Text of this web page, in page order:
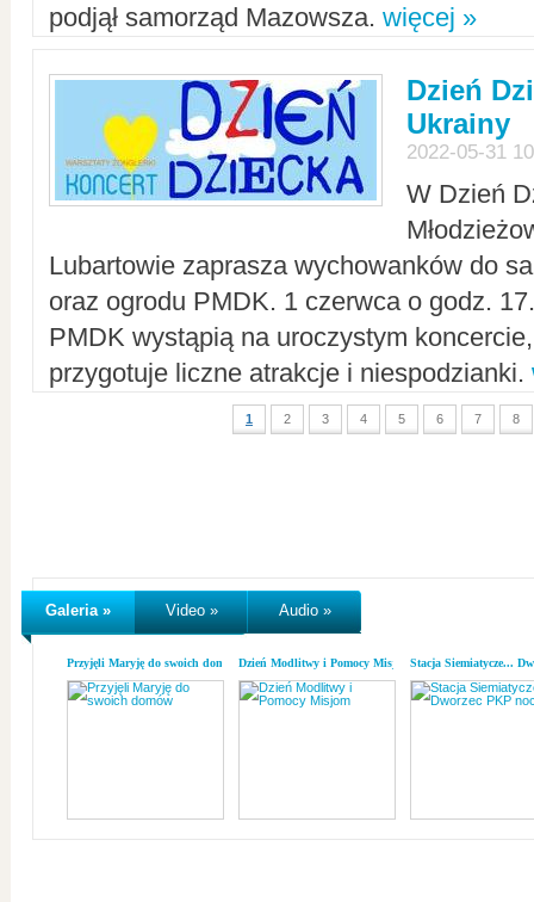
podjął samorząd Mazowsza. więcej »
Dzień
Ukrainy
2022-05-31
W Dzień
Lubartowie zaprasza wychowanków do
oraz ogrodu PMDK. 1 czerwca o godz.
PMDK wystąpią na uroczystym
przygotuje liczne atrakcje i niespodzianki.
1 2 3 4 5 6 7 8
Galeria » Video » Audio »
Przyjęli Maryję do swoich domówDzień Modlitwy i Pomocy MisjomStacja Siemiatycze...